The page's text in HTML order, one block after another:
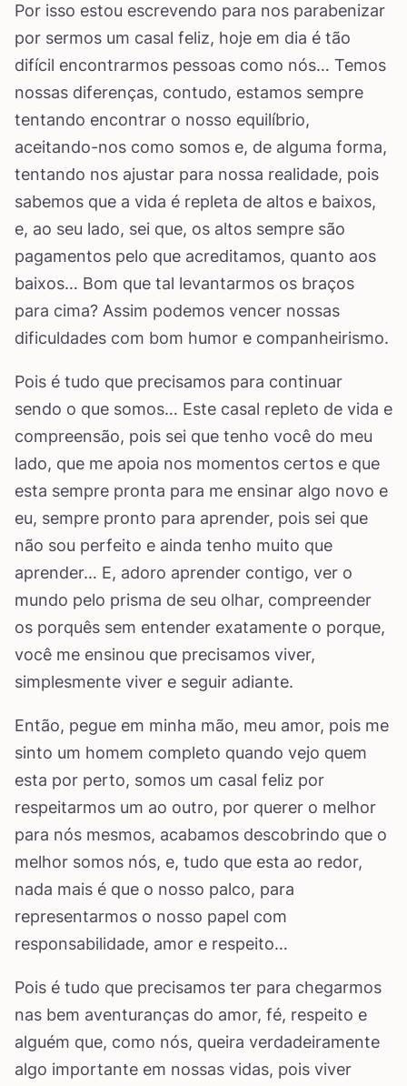
Por isso estou escrevendo para nos parabenizar
por sermos um casal feliz, hoje em dia é tão
difícil encontrarmos pessoas como nós… Temos
nossas diferenças, contudo, estamos sempre
tentando encontrar o nosso equilíbrio,
aceitando-nos como somos e, de alguma forma,
tentando nos ajustar para nossa realidade, pois
sabemos que a vida é repleta de altos e baixos,
e, ao seu lado, sei que, os altos sempre são
pagamentos pelo que acreditamos, quanto aos
baixos… Bom que tal levantarmos os braços
para cima? Assim podemos vencer nossas
dificuldades com bom humor e companheirismo.
Pois é tudo que precisamos para continuar
sendo o que somos… Este casal repleto de vida e
compreensão, pois sei que tenho você do meu
lado, que me apoia nos momentos certos e que
esta sempre pronta para me ensinar algo novo e
eu, sempre pronto para aprender, pois sei que
não sou perfeito e ainda tenho muito que
aprender… E, adoro aprender contigo, ver o
mundo pelo prisma de seu olhar, compreender
os porquês sem entender exatamente o porque,
você me ensinou que precisamos viver,
simplesmente viver e seguir adiante.
Então, pegue em minha mão, meu amor, pois me
sinto um homem completo quando vejo quem
esta por perto, somos um casal feliz por
respeitarmos um ao outro, por querer o melhor
para nós mesmos, acabamos descobrindo que o
melhor somos nós, e, tudo que esta ao redor,
nada mais é que o nosso palco, para
representarmos o nosso papel com
responsabilidade, amor e respeito…
Pois é tudo que precisamos ter para chegarmos
nas bem aventuranças do amor, fé, respeito e
alguém que, como nós, queira verdadeiramente
algo importante em nossas vidas, pois viver